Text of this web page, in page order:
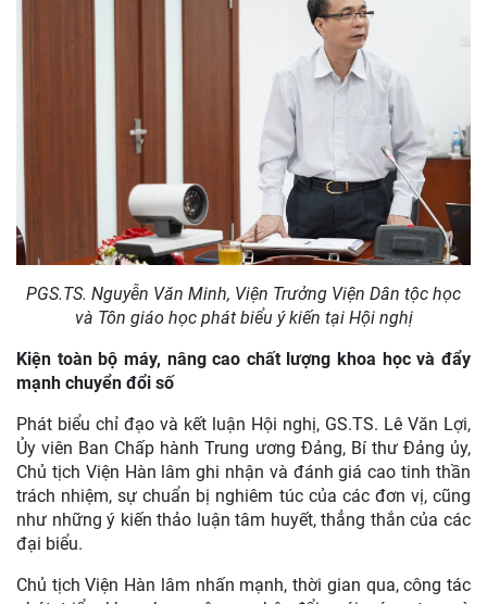
PGS.TS. Nguyễn Văn Minh, Viện Trưởng Viện Dân tộc học
và Tôn giáo học phát biểu ý kiến tại Hội nghị
Kiện toàn bộ máy, nâng cao chất lượng khoa học và đẩy
mạnh chuyển đổi số
Phát biểu chỉ đạo và kết luận Hội nghị, GS.TS. Lê Văn Lợi,
Ủy viên Ban Chấp hành Trung ương Đảng, Bí thư Đảng ủy,
Chủ tịch Viện Hàn lâm ghi nhận và đánh giá cao tinh thần
trách nhiệm, sự chuẩn bị nghiêm túc của các đơn vị, cũng
như những ý kiến thảo luận tâm huyết, thẳng thắn của các
đại biểu.
Chủ tịch Viện Hàn lâm nhấn mạnh, thời gian qua, công tác